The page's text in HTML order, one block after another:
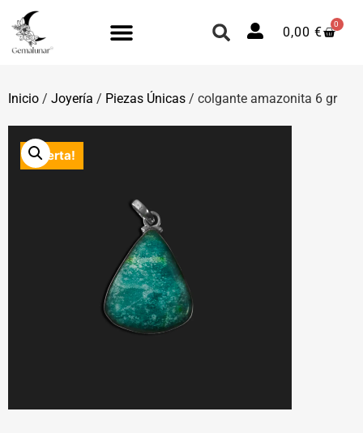
0,00 €
0
Inicio / Joyería / Piezas Únicas / colgante amazonita 6 gr
¡Oferta!